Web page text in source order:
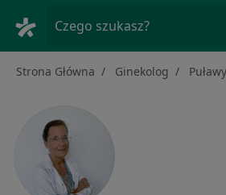
Czego szukasz?
Strona Główna Ginekolog Puławy